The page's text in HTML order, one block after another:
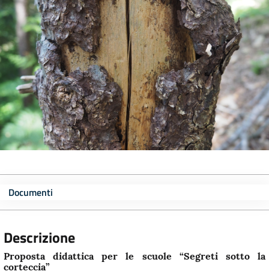
Documenti
Descrizione
Proposta didattica per le scuole “Segreti sotto la
corteccia”